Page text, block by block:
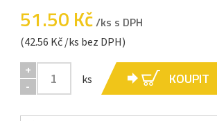
51.50 Kč/ks s DPH
(42.56 Kč /ks bez DPH)
+
-
ks KOUPIT